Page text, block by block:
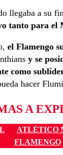
llegaba a su
tanto para el
el Flamengo
y se
como
hacer
A
ATLÉTICO
FLAMENGO